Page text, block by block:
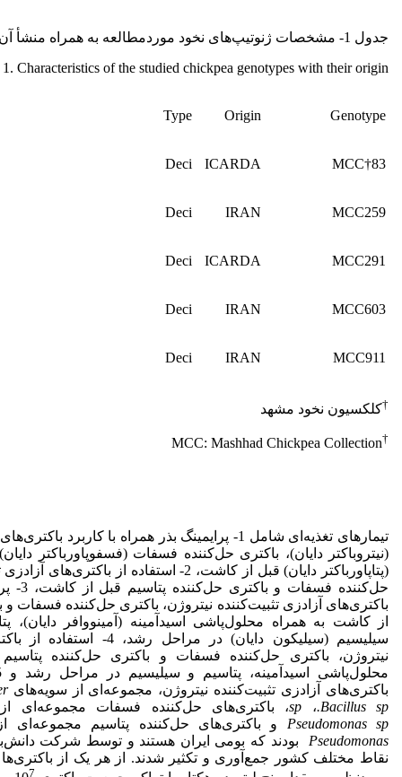
جدول 1- مشخصات ژنوتیپ‌های نخود موردمطالعه به همراه منشأ آن‌ها
1. Characteristics of the studied chickpea genotypes with their origin
Genotype
Origin
Type
MCC†83
ICARDA
Deci
MCC259
IRAN
Deci
MCC291
ICARDA
Deci
MCC603
IRAN
Deci
MCC911
IRAN
Deci
†کلکسیون نخود مشهد
†
MCC: Mashhad Chickpea Collection
تیمارهای تغذیه‌ای شامل 1- پرایمینگ بذر همراه با
(نیتروباکتر دایان)، باکتری حل‌کننده فسفات (فسفوپاورباکتر
(پتاپاورباکتر دایان) قبل از کاشت، 2- استفاده از
حل‌کننده
باکتری‌های آزادزی تثبیت‌کننده نیتروژن، باکتری حل‌کننده فسفات
از کاشت به همراه محلول‌پاشی اسیدآمینه (آمینووافر دایان)،
سیلیسیم (سیلیکون دایان) در
نیتروژن، باکتری حل‌کننده فسفات و باکتری حل‌کننده
باکتری‌های آزادزی تثبیت‌کننده نیتروژن، مجموعه‌ای از سویه‌های
sp ،.Bacillus sp
، باکتری‌های حل‌کننده فسفات مجموعه‌ای
Pseudomonas sp و باکتری‌های حل‌کننده پتاسیم مجموعه‌ای
Pseudomonas
بودند که بومی ایران هستند و توسط شرکت
نقاط مختلف کشور جمع‌آوری و تکثیر شدند. از هر یک از
7